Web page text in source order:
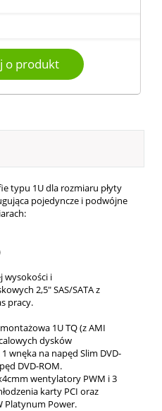
o produkt
typu 1U dla rozmiaru płyty
pojedyncze i podwójne
wysokości i
2,5" SAS/SATA z
pracy.
1U TQ (z AMI
dysków
wnęka na napęd Slim DVD-
DVD-ROM.
wentylatory PWM i 3
karty PCI oraz
Platynum Power.